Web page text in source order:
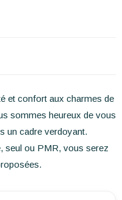
et confort aux charmes de
sommes heureux de vous
un cadre verdoyant.
seul ou PMR, vous serez